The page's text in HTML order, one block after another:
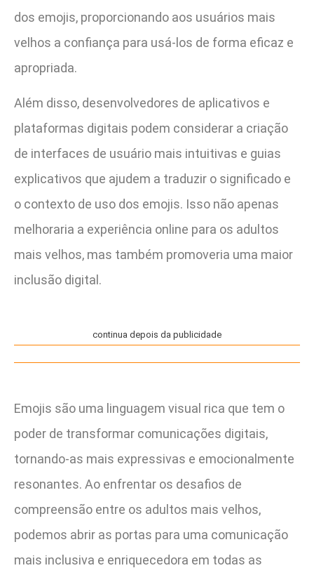
dos emojis, proporcionando aos usuários mais
velhos a confiança para usá-los de forma eficaz e
apropriada.
Além disso, desenvolvedores de aplicativos e
plataformas digitais podem considerar a criação
de interfaces de usuário mais intuitivas e guias
explicativos que ajudem a traduzir o significado e
o contexto de uso dos emojis. Isso não apenas
melhoraria a experiência online para os adultos
mais velhos, mas também promoveria uma maior
inclusão digital.
continua depois da publicidade
Emojis são uma linguagem visual rica que tem o
poder de transformar comunicações digitais,
tornando-as mais expressivas e emocionalmente
resonantes. Ao enfrentar os desafios de
compreensão entre os adultos mais velhos,
podemos abrir as portas para uma comunicação
mais inclusiva e enriquecedora em todas as